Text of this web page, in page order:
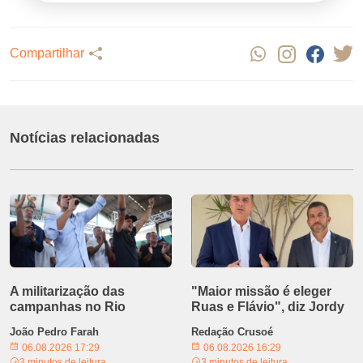
Compartilhar
Notícias relacionadas
A militarização das
campanhas no Rio
João Pedro Farah
06.08.2026 17:29
"Maior missão é eleger
Ruas e Flávio", diz Jordy
Redação Crusoé
06.08.2026 16:29